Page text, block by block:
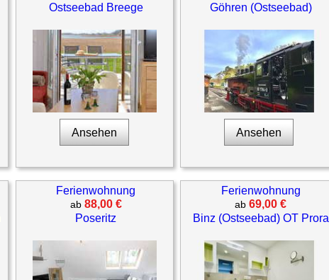
Ostseebad Breege
Ansehen
Göhren (Ostseebad)
Ansehen
Ferienwohnung
ab 88,00 €
Poseritz
Ferienwohnung
ab69,00 €
Binz (Ostseebad) OT Prora